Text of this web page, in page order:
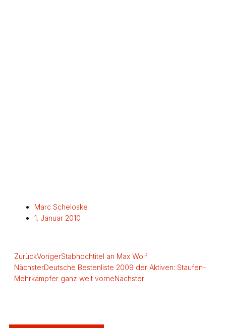
Marc Scheloske
1. Januar 2010
ZurückVorigerStabhochtitel an Max Wolf
NächsterDeutsche Bestenliste 2009 der Aktiven: Staufen-
Mehrkämpfer ganz weit vorneNächster